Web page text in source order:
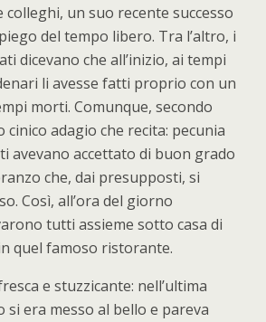
colleghi, un suo recente successo
del tempo libero. Tra l’altro, i
dicevano che all’inizio, ai tempi
li avesse fatti proprio con un
morti. Comunque, secondo
cinico adagio che recita: pecunia
avevano accettato di buon grado
che, dai presupposti, si
Così, all’ora del giorno
tutti assieme sotto casa di
quel famoso ristorante.
e stuzzicante: nell’ultima
si era messo al bello e pareva